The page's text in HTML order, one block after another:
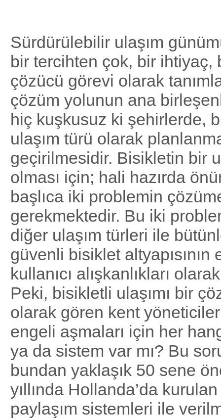
Sürdürülebilir ulaşım
bir tercihten çok, bir ihtiyaç,
çözücü görevi olarak
çözüm yolunun ana
hiç kuşkusuz ki şehirlerde,
ulaşım türü olarak
geçirilmesidir. Bisikletin bir
olması için; hali hazırda
başlıca iki problemin
gerekmektedir. Bu iki
diğer ulaşım türleri ile
güvenli bisiklet altyapısının
kullanıcı alışkanlıkları
Peki, bisikletli ulaşımı bir
olarak gören kent
engeli aşmaları için her
ya da sistem var mı? Bu
bundan yaklaşık 50 sene
yıllında Hollanda’da
paylaşım sistemleri ile